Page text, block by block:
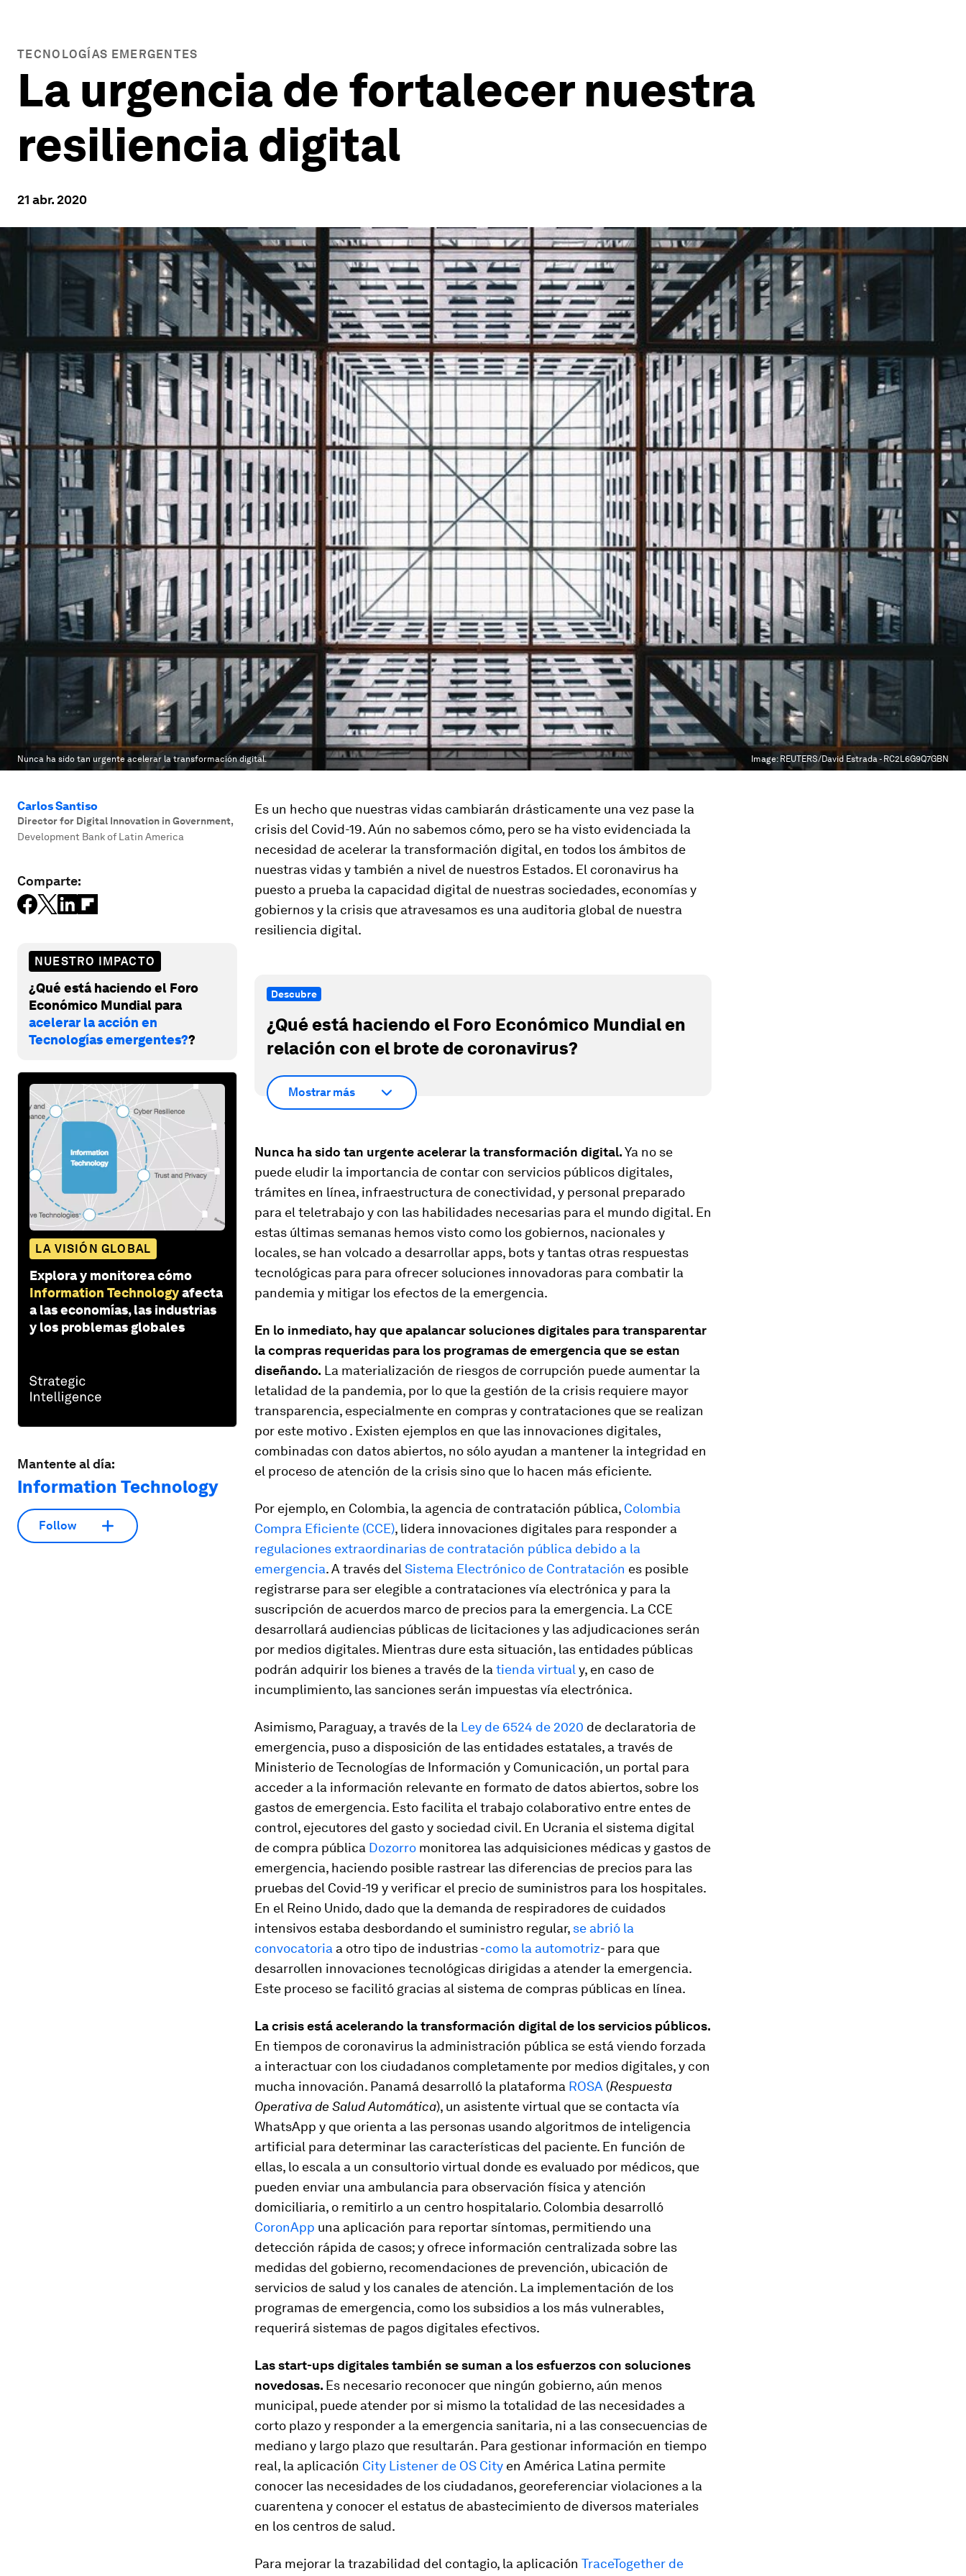
TECNOLOGÍAS EMERGENTES
La urgencia de fortalecer nuestra
resiliencia digital
21 abr. 2020
Nunca ha sido tan urgente acelerar la transformación digital. Image: REUTERS/David Estrada - RC2L6G9Q7GBN
Carlos Santiso
Director for Digital Innovation in Government,
Development Bank of Latin America
Comparte:
NUESTRO IMPACTO
¿Qué está haciendo el Foro
Económico Mundial para
acelerar la acción en
Tecnologías emergentes??
LA VISIÓN GLOBAL
Explora y monitorea cómo
Information Technologyafecta
a las economías, las industrias
y los problemas globales
Mantente al día:
Information Technology
Follow
Es un hecho que nuestras vidas cambiarán drásticamente una vez pase la
crisis del Covid-19. Aún no sabemos cómo, pero se ha visto evidenciada la
necesidad de acelerar la transformación digital, en todos los ámbitos de
nuestras vidas y también a nivel de nuestros Estados. El coronavirus ha
puesto a prueba la capacidad digital de nuestras sociedades, economías y
gobiernos y la crisis que atravesamos es una auditoria global de nuestra
resiliencia digital.
Descubre
¿Qué está haciendo el Foro Económico Mundial en
relación con el brote de coronavirus?
Mostrar más
Nunca ha sido tan urgente acelerar la transformación digital.Ya no se
puede eludir la importancia de contar con servicios públicos digitales,
trámites en línea, infraestructura de conectividad, y personal preparado
para el teletrabajo y con las habilidades necesarias para el mundo digital. En
estas últimas semanas hemos visto como los gobiernos, nacionales y
locales, se han volcado a desarrollar apps, bots y tantas otras respuestas
tecnológicas para para ofrecer soluciones innovadoras para combatir la
pandemia y mitigar los efectos de la emergencia.
En lo inmediato, hay que apalancar soluciones digitales para transparentar
la compras requeridas para los programas de emergencia que se estan
diseñando. La materialización de riesgos de corrupción puede aumentar la
letalidad de la pandemia, por lo que la gestión de la crisis requiere mayor
transparencia, especialmente en compras y contrataciones que se realizan
por este motivo . Existen ejemplos en que las innovaciones digitales,
combinadas con datos abiertos, no sólo ayudan a mantener la integridad en
el proceso de atención de la crisis sino que lo hacen más eficiente.
Por ejemplo, en Colombia, la agencia de contratación pública, Colombia
Compra Eficiente (CCE), lidera innovaciones digitales para responder a
regulaciones extraordinarias de contratación pública debido a la
emergencia. A través del Sistema Electrónico de Contratación es posible
registrarse para ser elegible a contrataciones vía electrónica y para la
suscripción de acuerdos marco de precios para la emergencia. La CCE
desarrollará audiencias públicas de licitaciones y las adjudicaciones serán
por medios digitales. Mientras dure esta situación, las entidades públicas
podrán adquirir los bienes a través de la tienda virtual y, en caso de
incumplimiento, las sanciones serán impuestas vía electrónica.
Asimismo, Paraguay, a través de la Ley de 6524 de 2020 de declaratoria de
emergencia, puso a disposición de las entidades estatales, a través de
Ministerio de Tecnologías de Información y Comunicación, un portal para
acceder a la información relevante en formato de datos abiertos, sobre los
gastos de emergencia. Esto facilita el trabajo colaborativo entre entes de
control, ejecutores del gasto y sociedad civil. En Ucrania el sistema digital
de compra pública Dozorro monitorea las adquisiciones médicas y gastos de
emergencia, haciendo posible rastrear las diferencias de precios para las
pruebas del Covid-19 y verificar el precio de suministros para los hospitales.
En el Reino Unido, dado que la demanda de respiradores de cuidados
intensivos estaba desbordando el suministro regular, se abrió la
convocatoria a otro tipo de industrias -como la automotriz- para que
desarrollen innovaciones tecnológicas dirigidas a atender la emergencia.
Este proceso se facilitó gracias al sistema de compras públicas en línea.
La crisis está acelerando la transformación digital de los servicios públicos.
En tiempos de coronavirus la administración pública se está viendo forzada
a interactuar con los ciudadanos completamente por medios digitales, y con
mucha innovación. Panamá desarrolló la plataforma ROSA (Respuesta
Operativa de Salud Automática), un asistente virtual que se contacta vía
WhatsApp y que orienta a las personas usando algoritmos de inteligencia
artificial para determinar las características del paciente. En función de
ellas, lo escala a un consultorio virtual donde es evaluado por médicos, que
pueden enviar una ambulancia para observación física y atención
domiciliaria, o remitirlo a un centro hospitalario. Colombia desarrolló
CoronApp una aplicación para reportar síntomas, permitiendo una
detección rápida de casos; y ofrece información centralizada sobre las
medidas del gobierno, recomendaciones de prevención, ubicación de
servicios de salud y los canales de atención. La implementación de los
programas de emergencia, como los subsidios a los más vulnerables,
requerirá sistemas de pagos digitales efectivos.
Las start-ups digitales también se suman a los esfuerzos con soluciones
novedosas. Es necesario reconocer que ningún gobierno, aún menos
municipal, puede atender por si mismo la totalidad de las necesidades a
corto plazo y responder a la emergencia sanitaria, ni a las consecuencias de
mediano y largo plazo que resultarán. Para gestionar información en tiempo
real, la aplicación City Listener de OS City en América Latina permite
conocer las necesidades de los ciudadanos, georeferenciar violaciones a la
cuarentena y conocer el estatus de abastecimiento de diversos materiales
en los centros de salud.
Para mejorar la trazabilidad del contagio, la aplicación TraceTogether de